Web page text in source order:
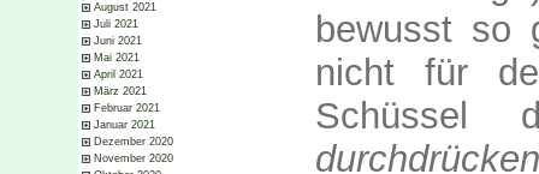
August 2021
Juli 2021
Juni 2021
Mai 2021
April 2021
März 2021
Februar 2021
Januar 2021
Dezember 2020
November 2020
bewusst so
nicht für
Schüssel
durchdrücken